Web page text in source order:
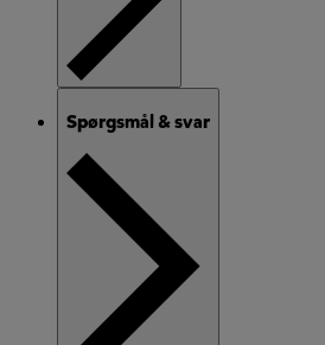
Spørgsmål & svar